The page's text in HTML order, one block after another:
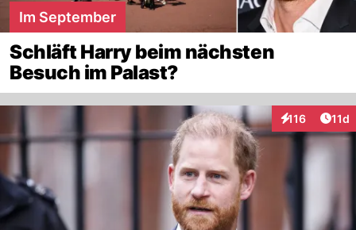
Im September
Schläft Harry beim nächsten
Besuch im Palast?
116
Interaktionen
11d